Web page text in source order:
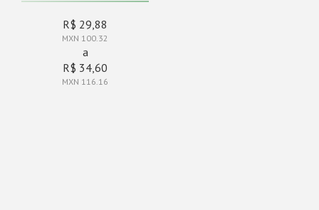
R$ 29,88
MXN 100.32
a
R$ 34,60
MXN 116.16